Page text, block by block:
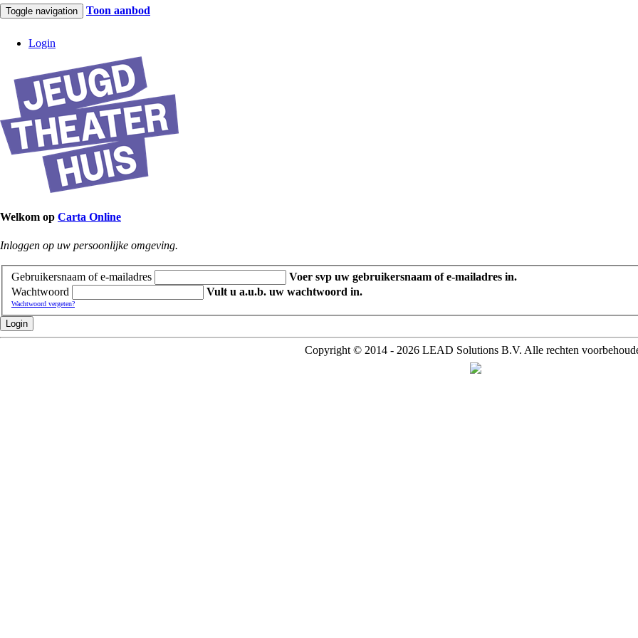
Toggle navigation Toon aanbod
Login
Welkom op Carta Online
Inloggen op uw persoonlijke omgeving.
Gebruikersnaam of e-mailadres
Voer svp uw gebruikersnaam of e-mailadres in.
Wachtwoord
Vult u a.u.b. uw wachtwoord in.
Wachtwoord vergeten?
Login
Copyright © 2014 - 2026 LEAD Solutions B.V. Alle rechten